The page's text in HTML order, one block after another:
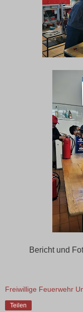
Bericht und
Freiwillige Feuerwehr
Teilen